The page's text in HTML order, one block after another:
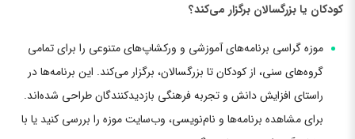
کودکان یا بزرگسالان برگزار می‌کند؟
موزه گراسی برنامه‌های آموزشی و ورکشاپ‌های متنوعی را برای تمامی
گروه‌های سنی، از کودکان تا بزرگسالان، برگزار می‌کند. این برنامه‌ها در
راستای افزایش دانش و تجربه فرهنگی بازدیدکنندگان طراحی شده‌اند.
برای مشاهده برنامه‌ها و نام‌نویسی، وب‌سایت موزه را بررسی کنید یا با